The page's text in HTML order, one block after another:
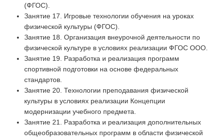
(ФГОС).
Занятие 17. Игровые технологии обучения на уроках
физической культуры (ФГОС).
Занятие 18. Организация внеурочной деятельности по
физической культуре в условиях реализации ФГОС ООО.
Занятие 19. Разработка и реализация программ
спортивной подготовки на основе федеральных
стандартов.
Занятие 20. Технологии преподавания физической
культуры в условиях реализации Концепции
модернизации учебного предмета.
Занятие 21. Разработка и реализация дополнительных
общеобразовательных программ в области физической